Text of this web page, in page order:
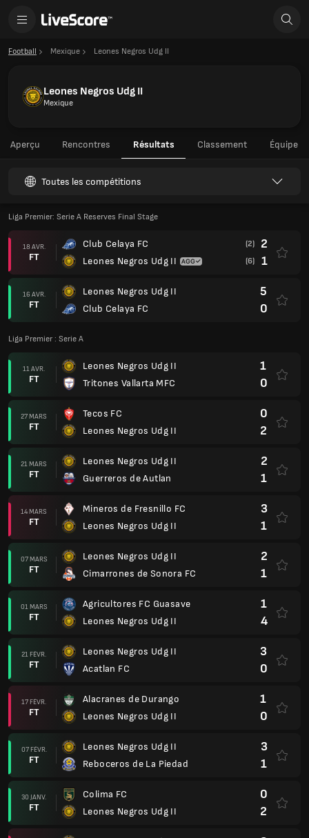
Football Mexique Leones Negros Udg II
Leones Negros Udg II
Mexique
Aperçu Rencontres Résultats Classement Équipe
Toutes les compétitions
Liga Premier: Serie A Reserves Final Stage
18 AVR.
FT
Club Celaya FC
Leones Negros Udg II
(2) 2
(6) 1
16 AVR.
FT
Leones Negros Udg II
Club Celaya FC
5
0
Liga Premier : Serie A
11 AVR.
FT
Leones Negros Udg II
Tritones Vallarta MFC
1
0
27 MARS
FT
Tecos FC
Leones Negros Udg II
0
2
21 MARS
FT
Leones Negros Udg II
Guerreros de Autlan
2
1
14 MARS
FT
Mineros de Fresnillo FC
Leones Negros Udg II
3
1
07 MARS
FT
Leones Negros Udg II
Cimarrones de Sonora FC
2
1
01 MARS
FT
Agricultores FC Guasave
Leones Negros Udg II
1
4
21 FÉVR.
FT
Leones Negros Udg II
Acatlan FC
3
0
17 FÉVR.
FT
Alacranes de Durango
Leones Negros Udg II
1
0
07 FÉVR.
FT
Leones Negros Udg II
Reboceros de La Piedad
3
1
30 JANV.
FT
Colima FC
Leones Negros Udg II
0
2